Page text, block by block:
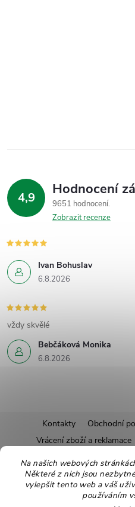
Na našich webových
Některé z nich jsou
vylepšit tento web a váš
používáním
4,9 Hodnocení
9651 hodnocení
Zobrazit recenze
Ivan Bohuslav
6.8.2026
Bebčáková Monika
6.8.2026
vždy skvělé
á
Kontakty Obchodní
Vrácení zboží a reklamace
Pravidla soutěží
Pro nové dodavatele